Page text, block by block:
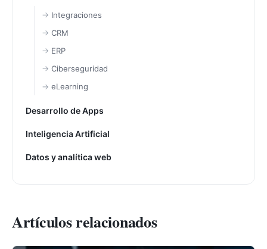
Integraciones
CRM
ERP
Ciberseguridad
eLearning
Desarrollo de Apps
Inteligencia Artificial
Datos y analítica web
Artículos relacionados